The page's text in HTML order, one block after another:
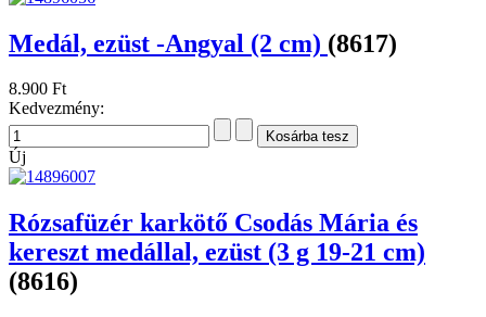
Medál, ezüst -Angyal (2 cm) (8617)
8.900 Ft
Kedvezmény:
Új
Rózsafüzér karkötő Csodás Mária és
kereszt medállal, ezüst (3 g 19-21 cm)
(8616)